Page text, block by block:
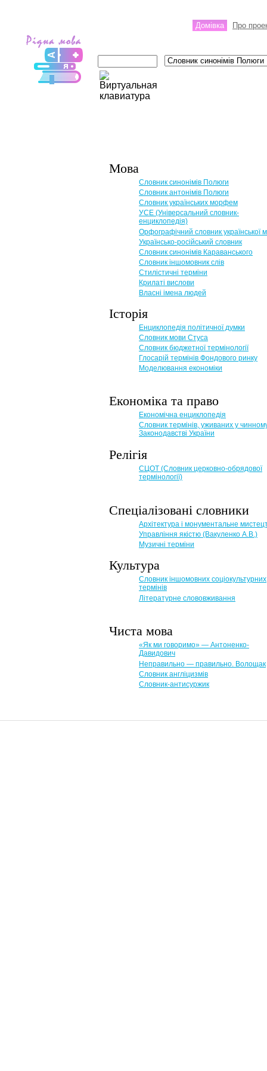
Домівка Про
Мова
Словник синонімів Полюги
Словник антонімів Полюги
Словник українських морфем
УСЕ (Універсальний словник-
енциклопедія)
Орфографічний словник української
Українсько-російський словник
Словник синонімів Караванського
Словник іншомовник слів
Стилістичні терміни
Крилаті вислови
Власні імена людей
Історія
Енциклопедія політичної думки
Словник мови Стуса
Словник бюджетної термінології
Глосарій термінів Фондового ринку
Моделювання економіки
Економіка та право
Eкономічна енциклопедія
Словник термінів, уживаних у
Законодавстві України
Релігія
СЦОТ (Словник церковно-обрядової
термінології)
Спеціалізовані словники
Архітектура і монументальне
Управління якістю (Вакуленко А.В.)
Музичні терміни
Культура
Словник іншомовних соціокультурних
термінів
Літературне слововживання
Чиста мова
«Як ми говоримо» — Антоненко-
Давидович
Неправильно — правильно. Волощак
Словник англіцизмів
Словник-антисуржик